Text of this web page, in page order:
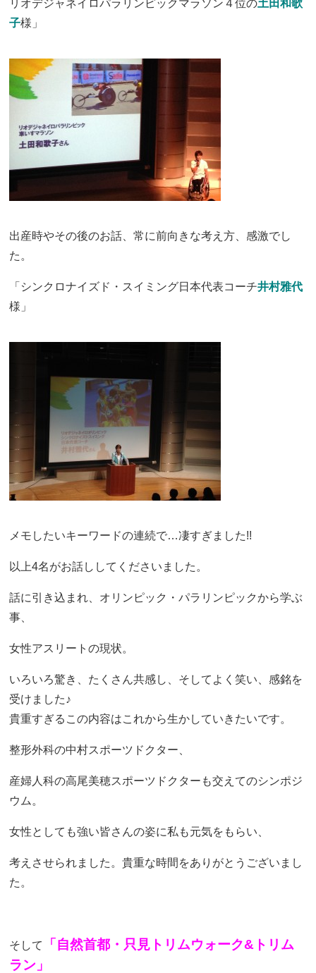
リオデジャネイロパラリンピックマラソン４位の土田和歌
子様」
出産時やその後のお話、常に前向きな考え方、感激でし
た。
「シンクロナイズド・スイミング日本代表コーチ井村雅代
様」
メモしたいキーワードの連続で…凄すぎました!!
以上4名がお話ししてくださいました。
話に引き込まれ、オリンピック・パラリンピックから学ぶ
事、
女性アスリートの現状。
いろいろ驚き、たくさん共感し、そしてよく笑い、感銘を
受けました♪
貴重すぎるこの内容はこれから生かしていきたいです。
整形外科の中村スポーツドクター、
産婦人科の高尾美穂スポーツドクターも交えてのシンポジ
ウム。
女性としても強い皆さんの姿に私も元気をもらい、
考えさせられました。貴重な時間をありがとうございまし
た。
そして
「自然首都・只見トリムウォーク&トリム
ラン」